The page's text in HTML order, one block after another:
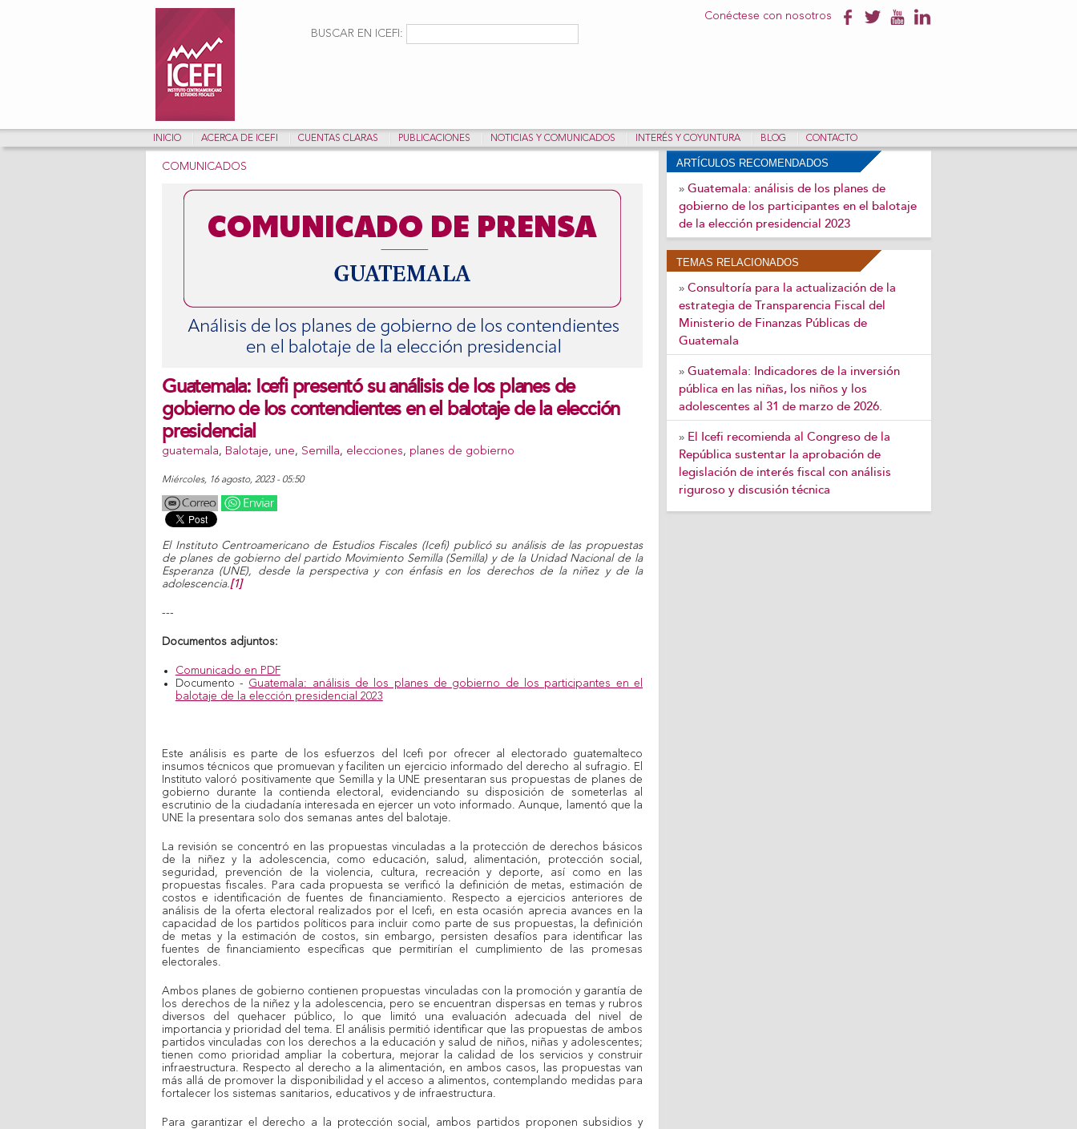
contenido
Conéctese con nosotros
Formulario de búsqueda
BUSCAR EN ICEFI:
INICIO ACERCA DE ICEFI CUENTAS CLARAS PUBLICACIONES NOTICIAS Y COMUNICADOS INTERÉS Y COYUNTURA BLOG CONTACTO
COMUNICADOS
Guatemala: Icefi presentó su análisis de los planes de
gobierno de los contendientes en el balotaje de la elección
presidencial
guatemala, Balotaje, une, Semilla, elecciones, planes de gobierno
miércoles, 16 agosto, 2023 - 05:50
El Instituto Centroamericano de Estudios Fiscales (Icefi) publicó su análisis de las propuestas
de planes de gobierno del partido Movimiento Semilla (Semilla) y de la Unidad Nacional de la
Esperanza (UNE), desde la perspectiva y con énfasis en los derechos de la niñez y de la
adolescencia.[1]
---
Documentos adjuntos:
Comunicado en PDF
Documento - Guatemala: análisis de los planes de gobierno de los participantes en el
balotaje de la elección presidencial 2023
Este análisis es parte de los esfuerzos del Icefi por ofrecer al electorado guatemalteco
insumos técnicos que promuevan y faciliten un ejercicio informado del derecho al sufragio. El
Instituto valoró positivamente que Semilla y la UNE presentaran sus propuestas de planes de
gobierno durante la contienda electoral, evidenciando su disposición de someterlas al
escrutinio de la ciudadanía interesada en ejercer un voto informado. Aunque, lamentó que la
UNE la presentara solo dos semanas antes del balotaje.
La revisión se concentró en las propuestas vinculadas a la protección de derechos básicos
de la niñez y la adolescencia, como educación, salud, alimentación, protección social,
seguridad, prevención de la violencia, cultura, recreación y deporte, así como en las
propuestas fiscales. Para cada propuesta se verificó la definición de metas, estimación de
costos e identificación de fuentes de financiamiento. Respecto a ejercicios anteriores de
análisis de la oferta electoral realizados por el Icefi, en esta ocasión aprecia avances en la
capacidad de los partidos políticos para incluir como parte de sus propuestas, la definición
de metas y la estimación de costos, sin embargo, persisten desafíos para identificar las
fuentes de financiamiento específicas que permitirían el cumplimiento de las promesas
electorales.
Ambos planes de gobierno contienen propuestas vinculadas con la promoción y garantía de
los derechos de la niñez y la adolescencia, pero se encuentran dispersas en temas y rubros
diversos del quehacer público, lo que limitó una evaluación adecuada del nivel de
importancia y prioridad del tema. El análisis permitió identificar que las propuestas de ambos
partidos vinculadas con los derechos a la educación y salud de niños, niñas y adolescentes;
tienen como prioridad ampliar la cobertura, mejorar la calidad de los servicios y construir
infraestructura. Respecto al derecho a la alimentación, en ambos casos, las propuestas van
más allá de promover la disponibilidad y el acceso a alimentos, contemplando medidas para
fortalecer los sistemas sanitarios, educativos y de infraestructura.
Para garantizar el derecho a la protección social, ambos partidos proponen subsidios y
ARTÍCULOS RECOMENDADOS
» Guatemala: análisis de los planes de
gobierno de los participantes en el balotaje
de la elección presidencial 2023
TEMAS RELACIONADOS
» Consultoría para la actualización de la
estrategia de Transparencia Fiscal del
Ministerio de Finanzas Públicas de
Guatemala
» Guatemala: Indicadores de la inversión
pública en las niñas, los niños y los
adolescentes al 31 de marzo de 2026.
» El Icefi recomienda al Congreso de la
República sustentar la aprobación de
legislación de interés fiscal con análisis
riguroso y discusión técnica